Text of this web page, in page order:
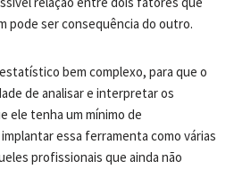
pode ser consequência do outro.
bem complexo, para que o
de analisar e interpretar os
ele tenha um mínimo de
essa ferramenta como várias
profissionais que ainda não